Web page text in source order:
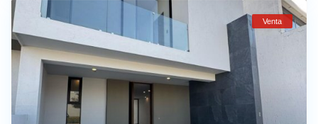
Venta